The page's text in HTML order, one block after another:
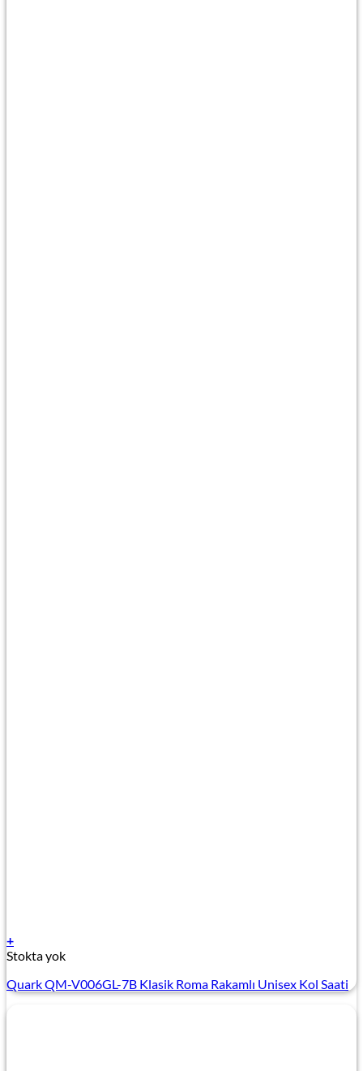
+
Stokta yok
Quark QM-V006GL-7B Klasik Roma Rakamlı Unisex Kol Saati